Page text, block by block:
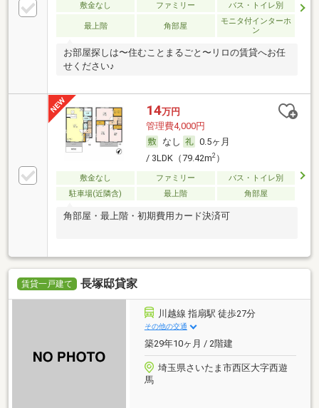
敷金なし ファミリー バス・トイレ別
最上階 角部屋
モニタ付インターホ
ン
お部屋探しは〜住むことまるごと〜リロの賃貸へお任
せください♪
14万円
管理費4,000円
なし
0.5ヶ月
/ 3LDK（79.42m2）
敷金なし ファミリー
バス・トイレ別
駐車場(近隣含)
最上階 角部屋
角部屋・最上階・初期費用カード決済可
賃貸一戸建て 長塚邸貸家
川越線 指扇駅 徒歩27分
その他の交通
築29年10ヶ月 / 2階建
埼玉県さいたま市西区大字西遊
馬